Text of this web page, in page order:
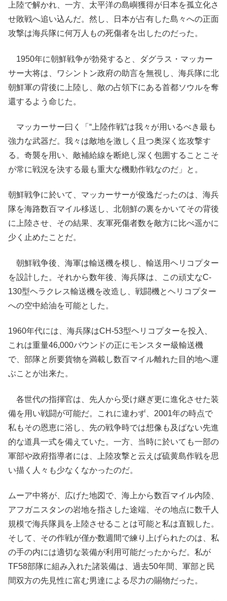
上陸で解かれ、一方、太平洋の島嶼獲得が日本を孤立化さ
せ敗戦へ追い込んだ。然し、日本が占有した島々への正面
攻撃は海兵隊に何万人もの死傷者を出したのだった。
1950年に朝鮮戦争が勃発すると、ダグラス・マッカー
サー大将は、ワシントン政府の助言を無視し、海兵隊に北
朝鮮軍の背後に上陸し、敵の占領下にある首都ソウルを奪
還するよう命じた。
マッカーサー曰く「“上陸作戦”は我々が用いるべき最も
強力な武器だ。我々は敵地を激しく且つ奥深く迄攻撃す
る。奇襲を用い、敵補給線を断絶し深く包囲することこそ
が常に戦況を決する最も重大な機動作戦なのだ」と。
朝鮮戦争に於いて、マッカーサーが俊逸だったのは、海兵
隊を海路数百マイル移送し、北朝鮮の裏をかいてその背後
に上陸させ、その結果、友軍死傷者数を敵方に比べ遥かに
少く止めたことだ。
朝鮮戦争後、海軍は輸送機を模し、輸送用ヘリコプター
を設計した。それから数年後、海兵隊は、この頑丈なC-
130型ヘラクレス輸送機を改造し、戦闘機とヘリコプター
への空中給油を可能とした。
1960年代には、海兵隊はCH-53型ヘリコプターを投入、
これは重量46,000パウンドの正にモンスター級輸送機
で、部隊と所要貨物を満載し数百マイル離れた目的地へ運
ぶことが出来た。
各世代の指揮官は、先人から受け継ぎ更に進化させた装
備を用い戦闘が可能だ。これに違わず、2001年の時点で
私もその恩恵に浴し、先の戦争時では想像も及ばない先進
的な道具一式を備えていた。一方、当時に於いても一部の
軍部や政府指導者には、上陸攻撃と云えば硫黄島作戦を思
い描く人々も少なくなかったのだ。
ムーア中将が、広げた地図で、海上から数百マイル内陸、
アフガニスタンの岩地を指さした途端、その地点に数千人
規模で海兵隊員を上陸させることは可能と私は直観した。
そして、その作戦が僅か数週間で練り上げられたのは、私
の手の内には適切な装備が利用可能だったからだ。私が
TF58部隊に組み入れた諸装備は、過去50年間、軍部と民
間双方の先見性に富む男達による尽力の賜物だった。